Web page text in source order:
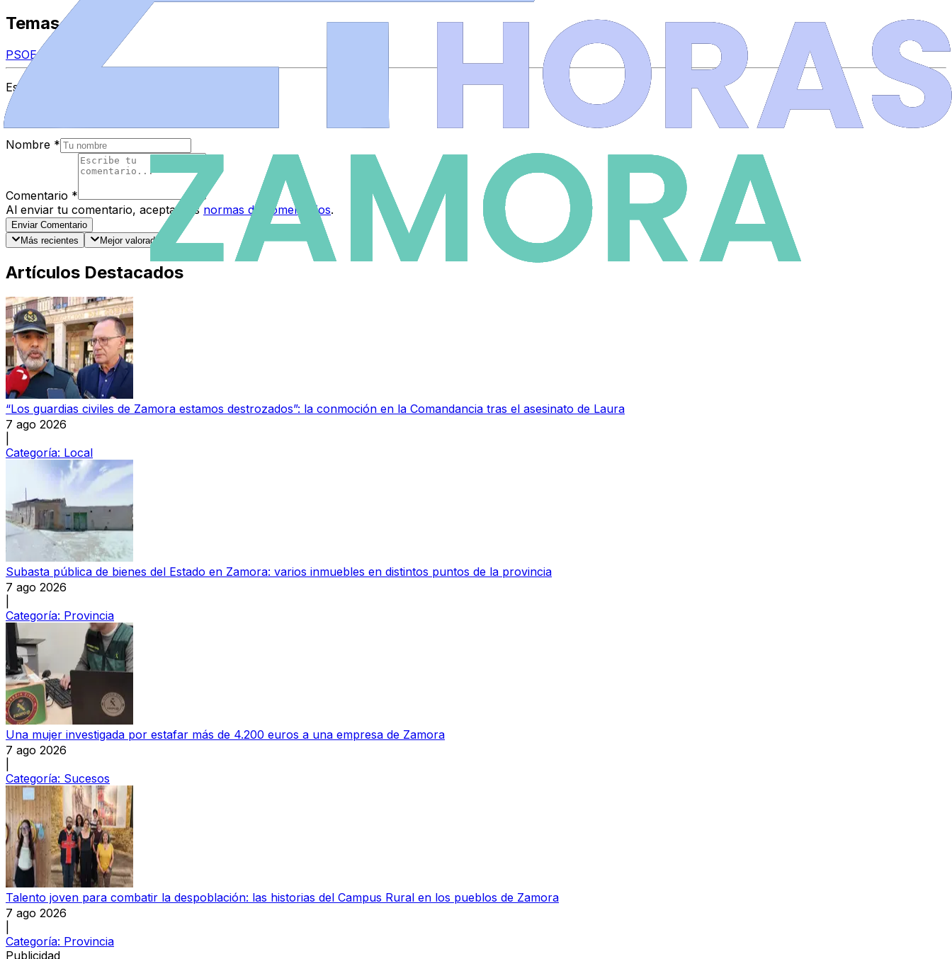
Temas
PSOE
Espacio Patrocinado
Comentarios
Nombre *
Comentario *
Al enviar tu comentario, aceptas las normas de comentarios.
Enviar Comentario
Más recientes
Mejor valorados
Artículos Destacados
“Los guardias civiles de Zamora estamos destrozados”: la conmoción en la Comandancia tras el asesinato de Laura
7 ago 2026
Categoría: Local
Subasta pública de bienes del Estado en Zamora: varios inmuebles en distintos puntos de la provincia
7 ago 2026
Categoría: Provincia
Una mujer investigada por estafar más de 4.200 euros a una empresa de Zamora
7 ago 2026
Categoría: Sucesos
Talento joven para combatir la despoblación: las historias del Campus Rural en los pueblos de Zamora
7 ago 2026
Categoría: Provincia
Publicidad